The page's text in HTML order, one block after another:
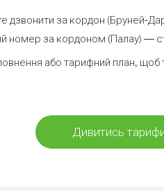
дзвонити за кордон (Бруней-
номер за кордоном (Палау) —
або тарифний план,
Дивитись